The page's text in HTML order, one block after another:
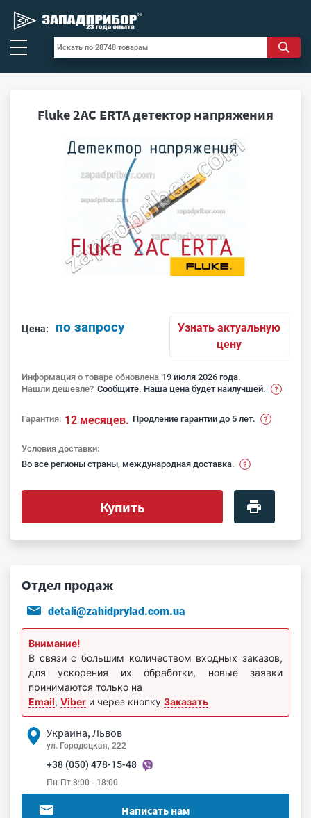
Fluke 2AC ERTA детектор напряжения
Цена: по запросу
Узнать актуальную
цену
Информация о товаре обновлена 19 июля 2026 года.
Нашли дешевле? Сообщите. Наша цена будет наилучшей.
Гарантия: 12 месяцев. Продление гарантии до 5 лет.
Условия доставки:
Во все регионы страны, международная доставка.
Купить
Отдел продаж
detali@zahidprylad.com.ua
Внимание!
В связи с большим количеством входных заказов,
для ускорения их обработки, новые заявки
принимаются только на
Email, Viber и через кнопку Заказать
Украина, Львов
ул. Городоцкая, 222
+38 (050) 478-15-48
Пн-Пт 8:00 - 18:00
Написать нам